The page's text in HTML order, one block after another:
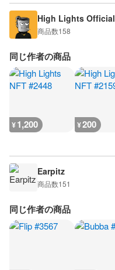
High Lights Official
商品数158
同じ作者の商品
¥1,200 ¥200
Earpitz
商品数151
同じ作者の商品